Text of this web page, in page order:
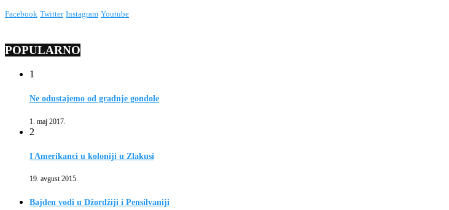
Facebook Twitter Instagram Youtube
POPULARNO
1
Ne odustajemo od gradnje gondole
1. maj 2017.
2
I Amerikanci u koloniji u Zlakusi
19. avgust 2015.
Bajden vodi u Džordžiji i Pensilvaniji